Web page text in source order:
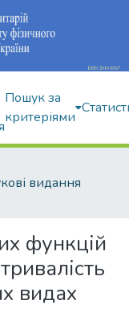
Пошук за
критеріями
видання
функцій
видах